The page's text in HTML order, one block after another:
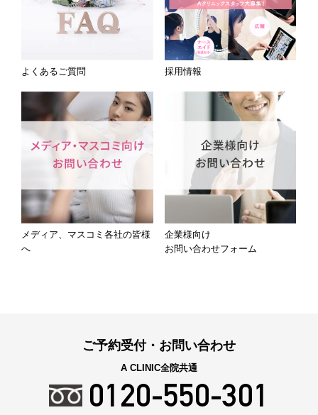
よくあるご質問 採用情報
メディア、マスコミ各社の皆様
へ
企業様向け
お問い合わせフォーム
ご予約受付・お問い合わせ
A CLINIC全院共通
0120-550-301